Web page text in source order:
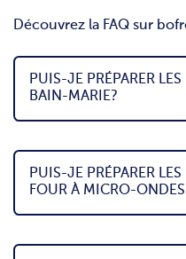
Découvrez la FAQ sur
PUIS-JE PRÉPARER
BAIN-MARIE?
PUIS-JE PRÉPARER
FOUR À MICRO-